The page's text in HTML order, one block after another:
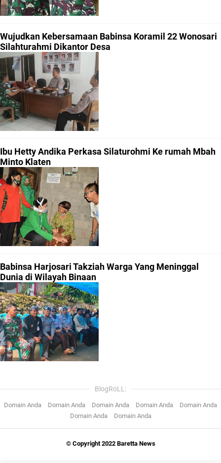
Wujudkan Kebersamaan Babinsa Koramil 22 Wonosari
Silahturahmi Dikantor Desa
Ibu Hetty Andika Perkasa Silaturohmi Ke rumah Mbah
Minto Klaten
Babinsa Harjosari Takziah Warga Yang Meninggal
Dunia di Wilayah Binaan
BlogRoLL:
Domain Anda Domain Anda Domain Anda Domain Anda
Domain Anda
Domain Anda
Domain Anda
© Copyright 2022 Baretta News